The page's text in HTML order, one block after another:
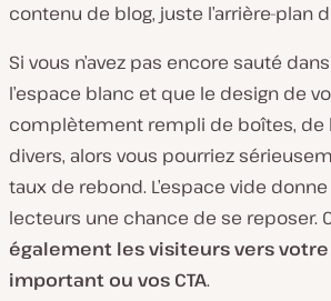
contenu de blog, juste l’arrière-plan
Si vous n’avez pas encore sauté
l’espace blanc et que le design de
complètement rempli de boîtes, de
divers, alors vous pourriez
taux de rebond. L’espace vide
lecteurs une chance de se reposer.
également lesvisiteurs vers
important ou vos CTA.